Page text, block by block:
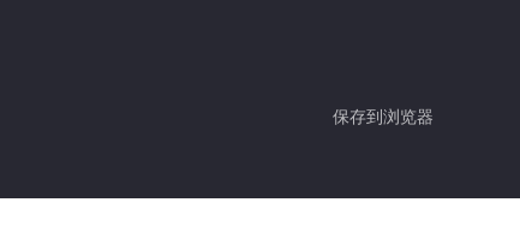
保存到浏览器